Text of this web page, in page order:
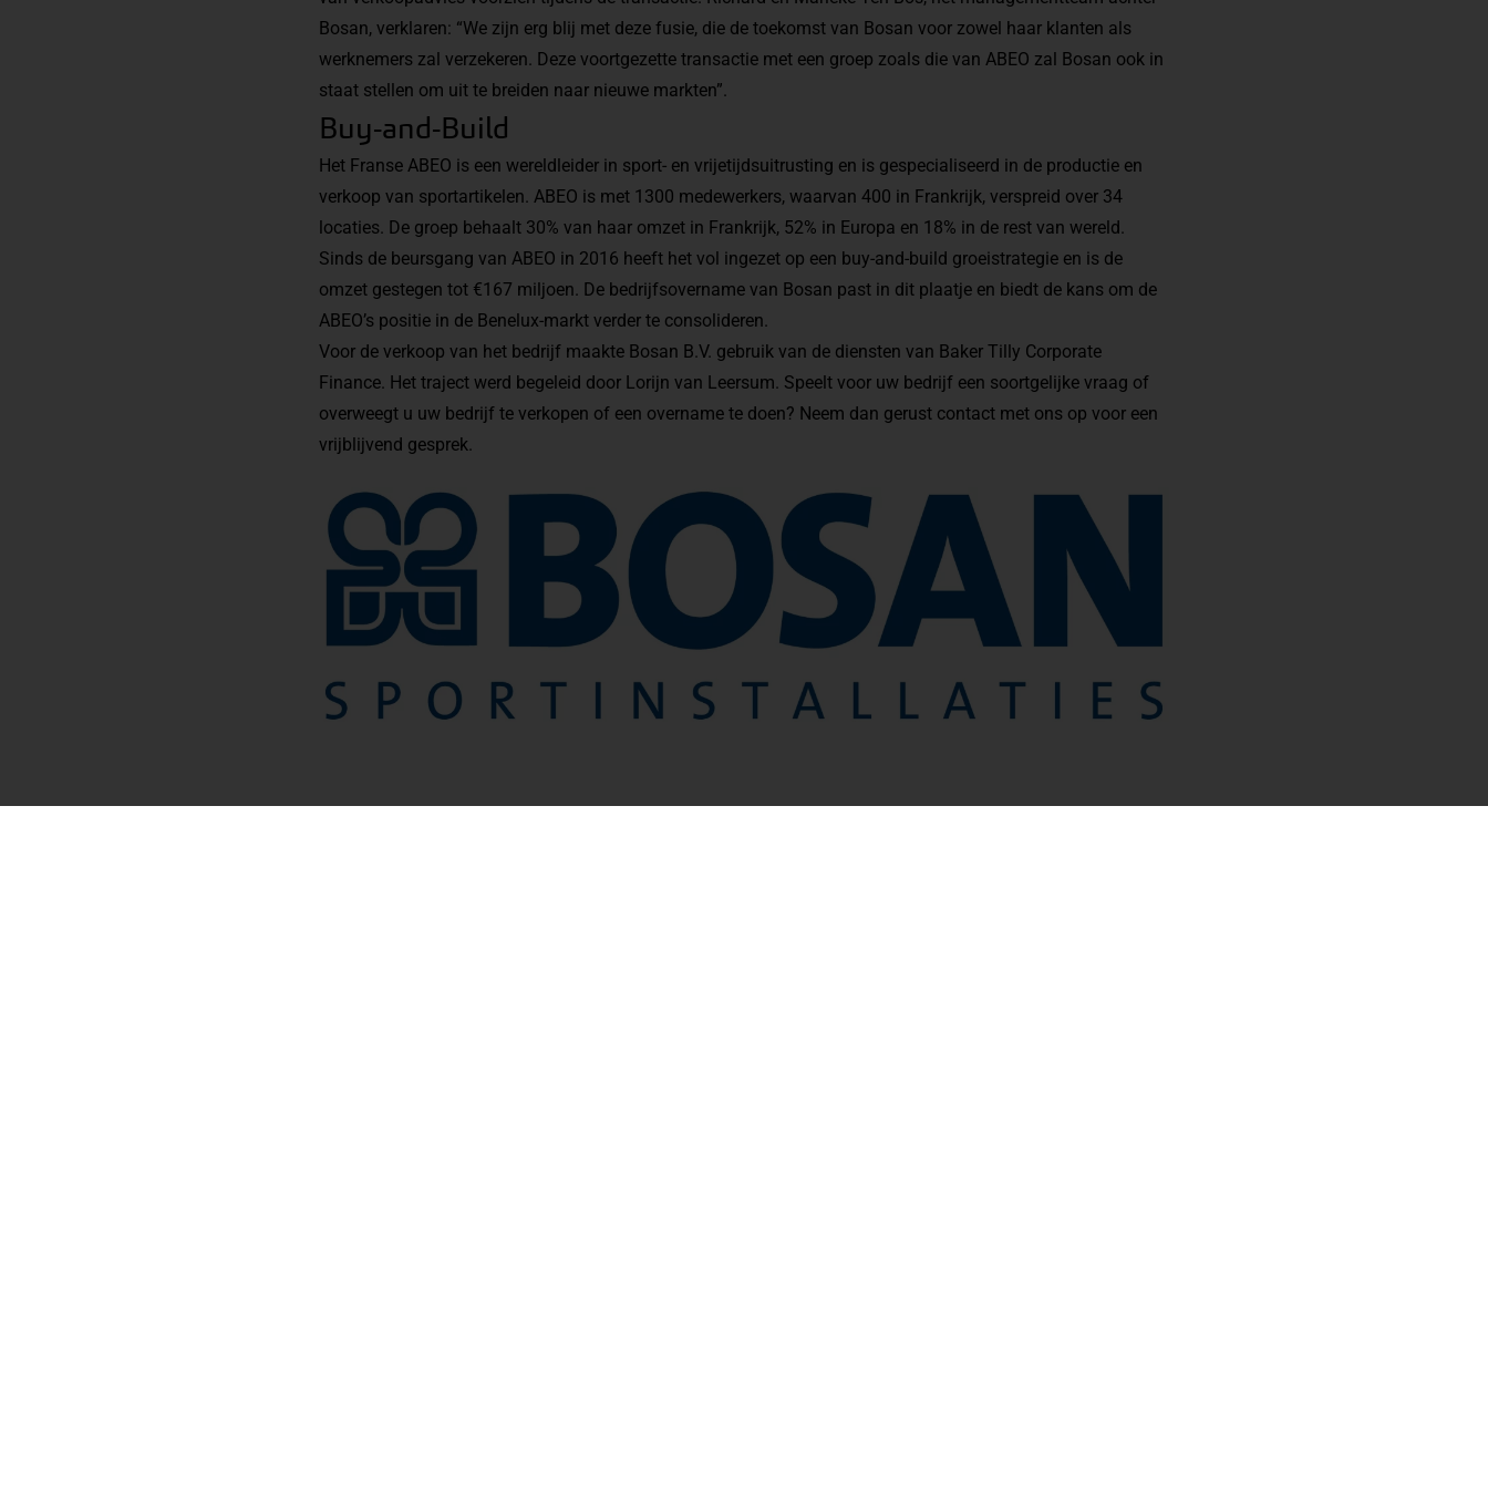
Bosan, verklaren: “We zijn erg blij met deze fusie, die de toekomst van Bosan voor zowel haar klanten als
werknemers zal verzekeren. Deze voortgezette transactie met een groep zoals die van ABEO zal Bosan ook in
staat stellen om uit te breiden naar nieuwe markten”.
Buy-and-Build
Het Franse ABEO is een wereldleider in sport- en vrijetijdsuitrusting en is gespecialiseerd in de productie en
verkoop van sportartikelen. ABEO is met 1300 medewerkers, waarvan 400 in Frankrijk, verspreid over 34
locaties. De groep behaalt 30% van haar omzet in Frankrijk, 52% in Europa en 18% in de rest van wereld.
Sinds de beursgang van ABEO in 2016 heeft het vol ingezet op een buy-and-build groeistrategie en is de
omzet gestegen tot €167 miljoen. De bedrijfsovername van Bosan past in dit plaatje en biedt de kans om de
ABEO’s positie in de Benelux-markt verder te consolideren.
Voor de verkoop van het bedrijf maakte Bosan B.V. gebruik van de diensten van Baker Tilly Corporate
Finance. Het traject werd begeleid door Lorijn van Leersum. Speelt voor uw bedrijf een soortgelijke vraag of
overweegt u uw bedrijf te verkopen of een overname te doen? Neem dan gerust contact met ons op voor een
vrijblijvend gesprek.